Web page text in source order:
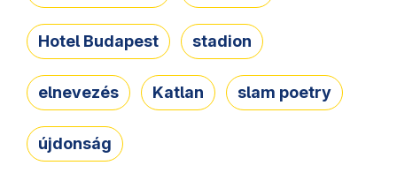
Hotel Budapest stadion
elnevezés Katlan slam poetry
újdonság